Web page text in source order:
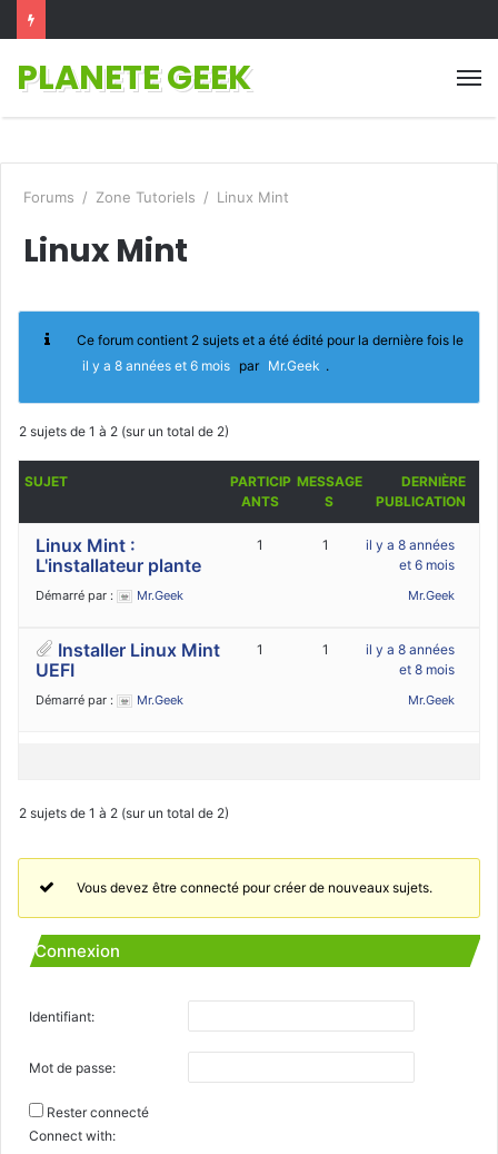
PLANETE GEEK
Forums / Zone Tutoriels / Linux Mint
Linux Mint
Ce forum contient 2 sujets et a été édité pour la dernière fois le
il y a 8 années et 6 mois par Mr.Geek .
2 sujets de 1 à 2 (sur un total de 2)
SUJET
PARTICIP
ANTS
MESSAGE
S
DERNIÈRE
PUBLICATION
Linux Mint :
L'installateur plante
Démarré par : Mr.Geek
1 1
il y a 8 années
et 6 mois
Mr.Geek
Installer Linux Mint
UEFI
Démarré par : Mr.Geek
1 1
il y a 8 années
et 8 mois
Mr.Geek
2 sujets de 1 à 2 (sur un total de 2)
Vous devez être connecté pour créer de nouveaux sujets.
Connexion
Identifiant:
Mot de passe:
Rester connecté
Connect with: